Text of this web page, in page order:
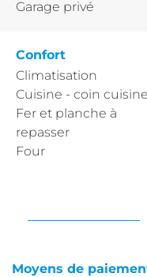
Garage privé
Confort
Climatisation
Cuisine - coin cuisine
Fer et planche à
repasser
Four
Moyens de